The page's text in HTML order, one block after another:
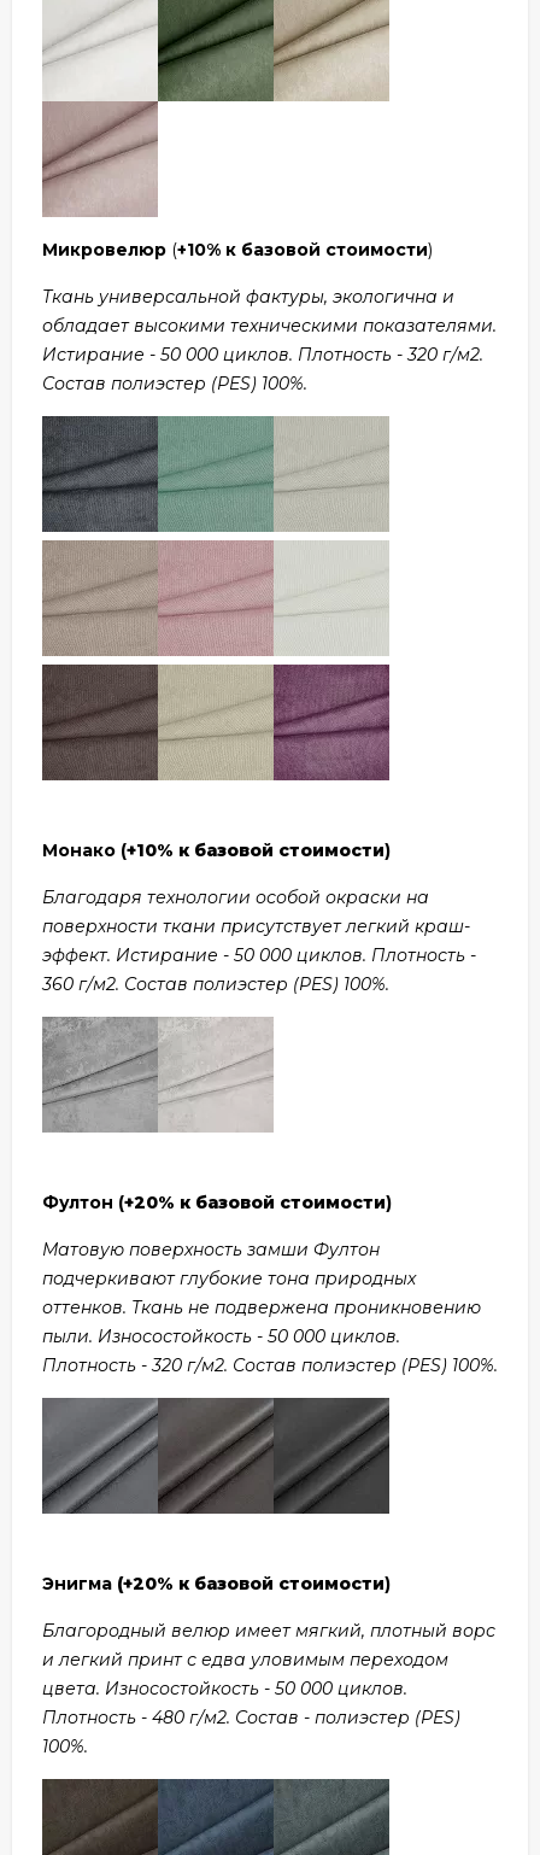
Микровелюр (+10% к базовой стоимости)
Ткань универсальной фактуры, экологична и
обладает высокими техническими показателями.
Истирание - 50 000 циклов. Плотность - 320 г/м2.
Состав полиэстер (PES) 100%.
Монако (+10% к базовой стоимости)
Благодаря технологии особой окраски на
поверхности ткани присутствует легкий краш-
эффект. Истирание - 50 000 циклов. Плотность -
360 г/м2. Состав полиэстер (PES) 100%.
Фултон (+20% к базовой стоимости)
Матовую поверхность замши Фултон
подчеркивают глубокие тона природных
оттенков. Ткань не подвержена проникновению
пыли. Износостойкость - 50 000 циклов.
Плотность - 320 г/м2. Состав полиэстер (PES) 100%.
Энигма (+20% к базовой стоимости)
Благородный велюр имеет мягкий, плотный ворс
и легкий принт с едва уловимым переходом
цвета. Износостойкость - 50 000 циклов.
Плотность - 480 г/м2. Состав - полиэстер (PES)
100%.